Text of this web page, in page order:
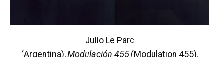
Julio Le Parc
(Argentina),Modulación 455 (Modulation 455),